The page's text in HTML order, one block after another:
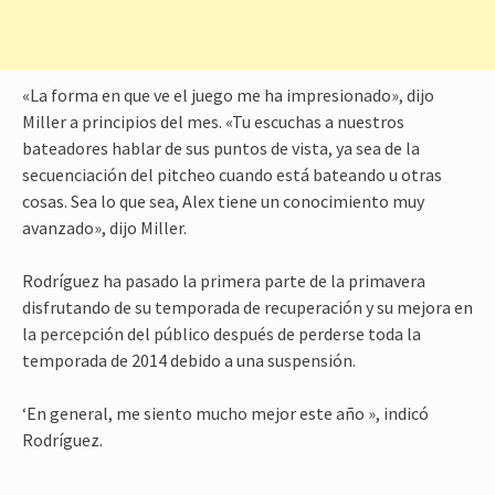
«La forma en que ve el juego me ha impresionado», dijo
Miller a principios del mes. «Tu escuchas a nuestros
bateadores hablar de sus puntos de vista, ya sea de la
secuenciación del pitcheo cuando está bateando u otras
cosas. Sea lo que sea, Alex tiene un conocimiento muy
avanzado», dijo Miller.
Rodríguez ha pasado la primera parte de la primavera
disfrutando de su temporada de recuperación y su mejora en
la percepción del público después de perderse toda la
temporada de 2014 debido a una suspensión.
‘En general, me siento mucho mejor este año », indicó
Rodríguez.